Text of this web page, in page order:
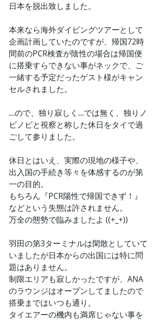
日本を脱出致しました。
本来なら海外ダイビングツアーとして
企画計画していたのですが、帰国72時
間前のPCR検査が陰性の場合は帰国便
に搭乗すらできない事がネックで、ご
一緒する予定だったゲスト様がキャン
セルされました。
...ので、独り寂しく...では無く、独りノ
ビノビと視察と称した休日をタイで過
ごして参りました。
休日とはいえ、実際の現地の様子や、
出入国の手続き等々を体感するのが第
一の目的。
もちろん『PCR陽性で帰国できず！』
などという失態は許されません。
万全の態勢で臨みましたよ ((+_+))
羽田の第3ターミナルは閑散としていて
いましたが日本からの出国には特に問
題はありません。
制限エリアも寂しかったですが、ANA
のラウンジはオープンしてましたので
搭乗まではいつも通り。
タイエアーの機内も満席じゃない事を